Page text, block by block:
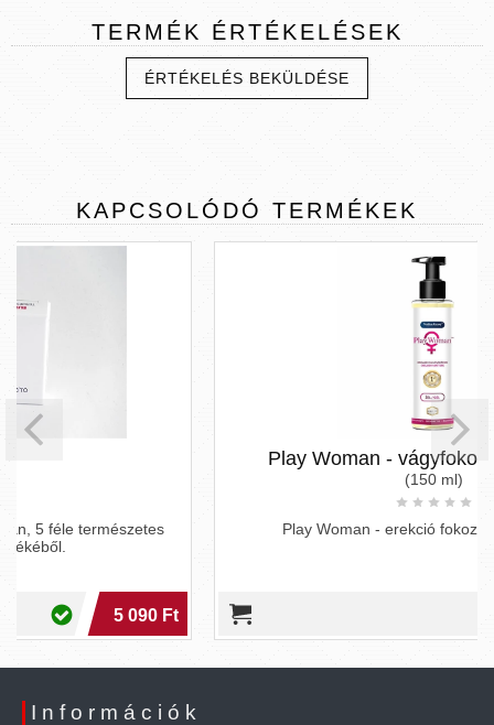
TERMÉK ÉRTÉKELÉSEK
ÉRTÉKELÉS BEKÜLDÉSE
KAPCSOLÓDÓ TERMÉKEK
Play Woman - vágyfokozó gél nőknek
Play Woman - erekció fokozó gél férfiaknak
Információk